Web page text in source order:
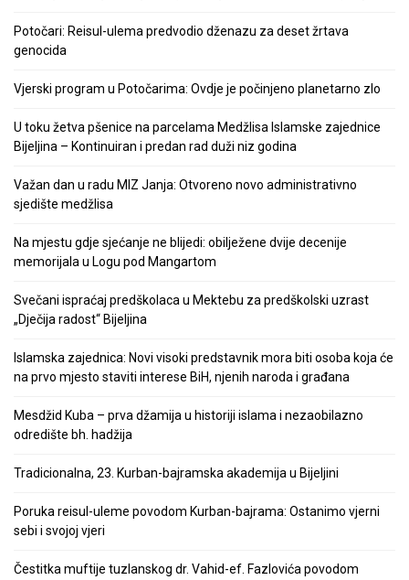
Potočari: Reisul-ulema predvodio dženazu za deset žrtava
genocida
Vjerski program u Potočarima: Ovdje je počinjeno planetarno zlo
U toku žetva pšenice na parcelama Medžlisa Islamske zajednice
Bijeljina – Kontinuiran i predan rad duži niz godina
Važan dan u radu MIZ Janja: Otvoreno novo administrativno
sjedište medžlisa
Na mjestu gdje sjećanje ne blijedi: obilježene dvije decenije
memorijala u Logu pod Mangartom
Svečani ispraćaj predškolaca u Mektebu za predškolski uzrast
„Dječija radost“ Bijeljina
Islamska zajednica: Novi visoki predstavnik mora biti osoba koja će
na prvo mjesto staviti interese BiH, njenih naroda i građana
Mesdžid Kuba – prva džamija u historiji islama i nezaobilazno
odredište bh. hadžija
Tradicionalna, 23. Kurban-bajramska akademija u Bijeljini
Poruka reisul-uleme povodom Kurban-bajrama: Ostanimo vjerni
sebi i svojoj vjeri
Čestitka muftije tuzlanskog dr. Vahid-ef. Fazlovića povodom